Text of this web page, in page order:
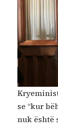
se “kur
nuk është